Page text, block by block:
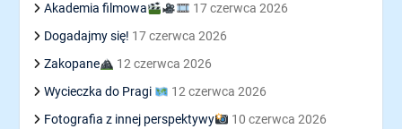
Akademia filmowa
17 czerwca 2026
Dogadajmy się! 17 czerwca 2026
Zakopane
12 czerwca 2026
Wycieczka do Pragi
12 czerwca 2026
Fotografia z innej perspektywy
10 czerwca 2026